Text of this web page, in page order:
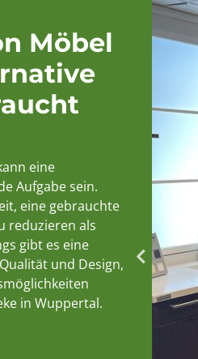
Möbel
eine
Aufgabe sein.
eine gebrauchte
reduzieren als
gibt es eine
und Design,
in Wuppertal.